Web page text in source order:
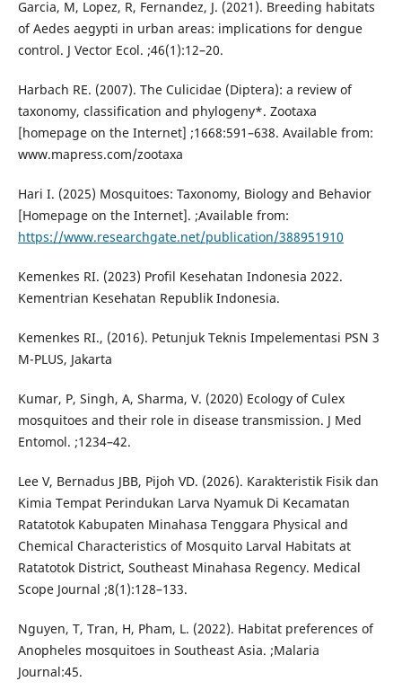
Garcia, M, Lopez, R, Fernandez, J. (2021). Breeding habitats
of Aedes aegypti in urban areas: implications for dengue
control. J Vector Ecol. ;46(1):12–20.
Harbach RE. (2007). The Culicidae (Diptera): a review of
taxonomy, classification and phylogeny*. Zootaxa
[homepage on the Internet] ;1668:591–638. Available from:
www.mapress.com/zootaxa
Hari I. (2025) Mosquitoes: Taxonomy, Biology and Behavior
[Homepage on the Internet]. ;Available from:
https://www.researchgate.net/publication/388951910
Kemenkes RI. (2023) Profil Kesehatan Indonesia 2022.
Kementrian Kesehatan Republik Indonesia.
Kemenkes RI., (2016). Petunjuk Teknis Impelementasi PSN 3
M-PLUS, Jakarta
Kumar, P, Singh, A, Sharma, V. (2020) Ecology of Culex
mosquitoes and their role in disease transmission. J Med
Entomol. ;1234–42.
Lee V, Bernadus JBB, Pijoh VD. (2026). Karakteristik Fisik dan
Kimia Tempat Perindukan Larva Nyamuk Di Kecamatan
Ratatotok Kabupaten Minahasa Tenggara Physical and
Chemical Characteristics of Mosquito Larval Habitats at
Ratatotok District, Southeast Minahasa Regency. Medical
Scope Journal ;8(1):128–133.
Nguyen, T, Tran, H, Pham, L. (2022). Habitat preferences of
Anopheles mosquitoes in Southeast Asia. ;Malaria
Journal:45.